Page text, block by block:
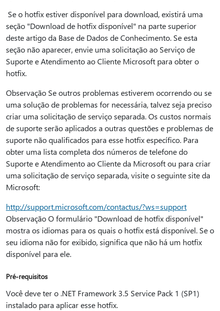
Se o hotfix estiver disponível para download, existirá uma
seção "Download de hotfix disponível" na parte superior
deste artigo da Base de Dados de Conhecimento. Se esta
seção não aparecer, envie uma solicitação ao Serviço de
Suporte e Atendimento ao Cliente Microsoft para obter o
hotfix.
Observação Se outros problemas estiverem ocorrendo ou se
uma solução de problemas for necessária, talvez seja preciso
criar uma solicitação de serviço separada. Os custos normais
de suporte serão aplicados a outras questões e problemas de
suporte não qualificados para esse hotfix específico. Para
obter uma lista completa dos números de telefone do
Suporte e Atendimento ao Cliente da Microsoft ou para criar
uma solicitação de serviço separada, visite o seguinte site da
Microsoft:
http://support.microsoft.com/contactus/?ws=support
Observação O formulário "Download de hotfix disponível"
mostra os idiomas para os quais o hotfix está disponível. Se o
seu idioma não for exibido, significa que não há um hotfix
disponível para ele.
Pré-requisitos
Você deve ter o .NET Framework 3.5 Service Pack 1 (SP1)
instalado para aplicar esse hotfix.